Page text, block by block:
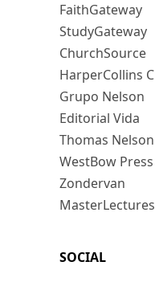
FaithGateway
StudyGateway
ChurchSource
HarperCollins
Grupo Nelson
Editorial Vida
Thomas Nelson
WestBow Press
Zondervan
MasterLectures
SOCIAL